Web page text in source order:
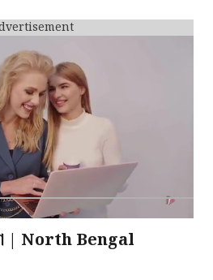
| North Bengal